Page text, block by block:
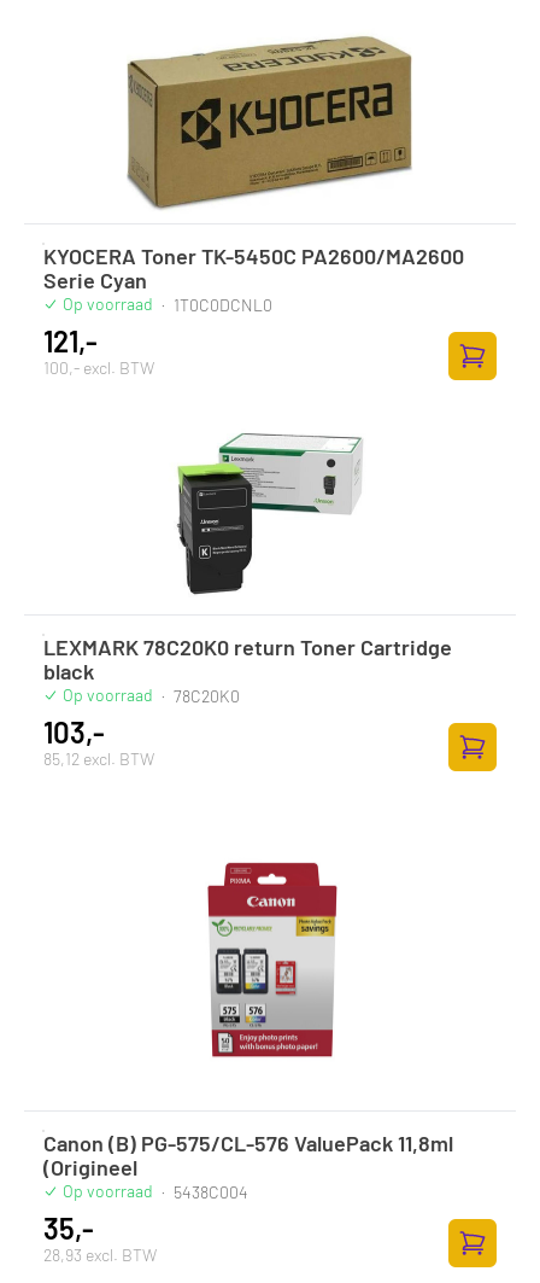
KYOCERA Toner TK-5450C PA2600/MA2600
Serie Cyan
Op voorraad · 1T0C0DCNL0
121,-
100,- excl. BTW
Zum
LEXMARK 78C20K0 return Toner Cartridge
black
Op voorraad · 78C20K0
103,-
85,12 excl. BTW
Zum
Canon (B) PG-575/CL-576 ValuePack 11,8ml
(Origineel
Op voorraad · 5438C004
35,-
28,93 excl. BTW
Zum